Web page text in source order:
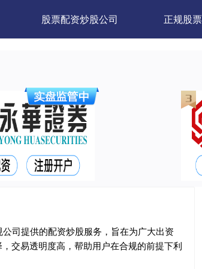
股票配资炒股公司 正规股
司提供的配资炒股服务，旨在为广大出资
交易透明度高，帮助用户在合规的前提下利